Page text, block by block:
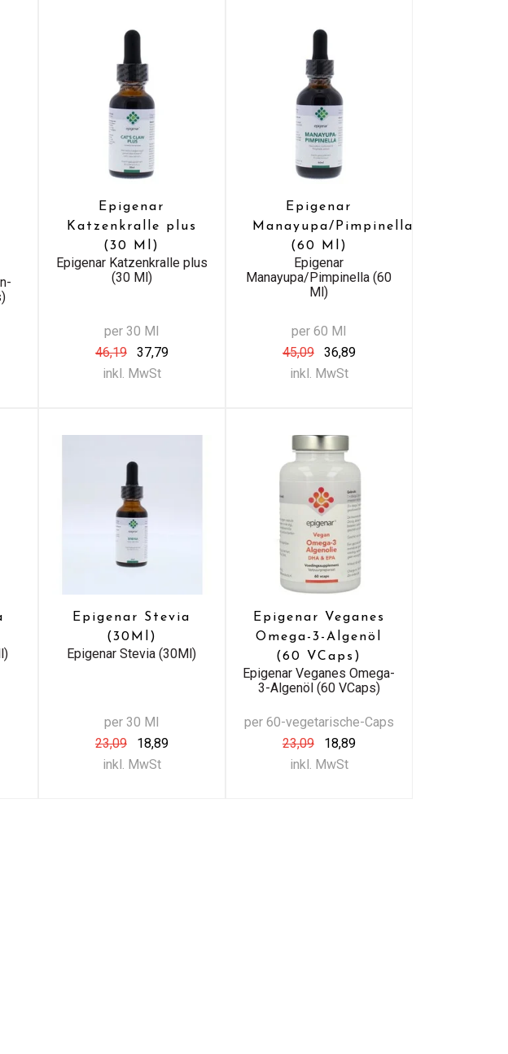
Epigenar
Katzenkralle plus
(30 Ml)
Epigenar Katzenkralle plus
(30 Ml)
per 30 Ml
46,19
37,79
inkl. MwSt
Epigenar
Manayupa/Pimpinella
(60 Ml)
Epigenar
Manayupa/Pimpinella (60
Ml)
per 60 Ml
45,09
36,89
inkl. MwSt
Epigenar Stevia
(30Ml)
Epigenar Stevia (30Ml)
per 30 Ml
23,09
18,89
inkl. MwSt
Epigenar Veganes
Omega-3-Algenöl
(60 VCaps)
Epigenar Veganes Omega-
3-Algenöl (60 VCaps)
per 60-vegetarische-Caps
23,09
18,89
inkl. MwSt